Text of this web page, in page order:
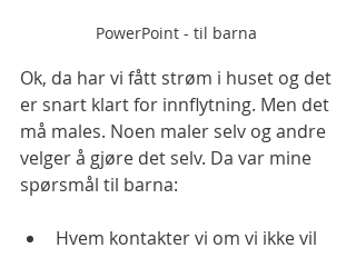
PowerPoint - til barna
Ok, da har vi fått strøm i huset og det
er snart klart for innflytning. Men det
må males. Noen maler selv og andre
velger å gjøre det selv. Da var mine
spørsmål til barna:
Hvem kontakter vi om vi ikke vil